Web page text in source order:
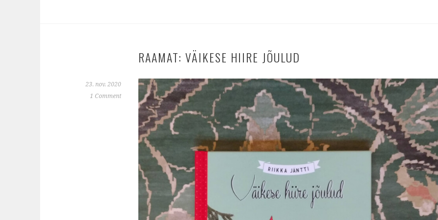
RAAMAT: VÄIKESE HIIRE JÕULUD
23. nov. 2020
1 Comment